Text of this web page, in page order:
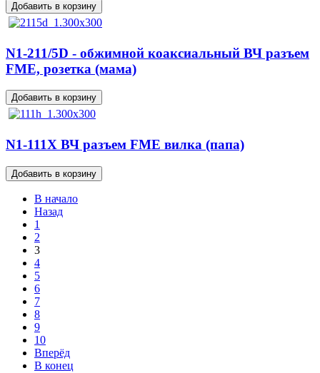
N1-211/5D - обжимной коаксиальный ВЧ разъем
FME, розетка (мама)
N1-111X ВЧ разъем FME вилка (папа)
В начало
Назад
1
2
3
4
5
6
7
8
9
10
Вперёд
В конец